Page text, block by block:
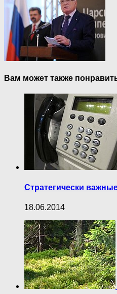
Вам может также
Стратегически
18.06.2014